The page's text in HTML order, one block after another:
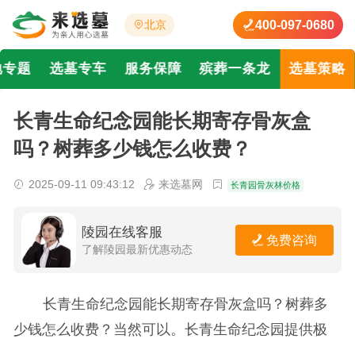
北京 400-097-0680
题 选墓专车 服务保障 殡葬一条龙 选墓策略
长青生命纪念园能长期寄存骨灰盒
吗？树葬多少钱怎么收费？
2025-09-11 09:43:12 来选墓网 长青园骨灰林价格
陵园在线客服
了解陵园最新优惠动态
免费咨询
长青生命纪念园能长期寄存骨灰盒吗？树葬多
少钱怎么收费？当然可以。长青生命纪念园提供极